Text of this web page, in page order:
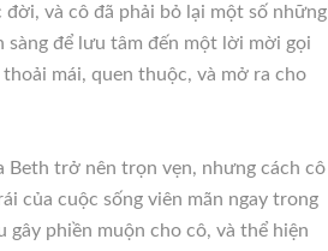
và cô đã phải bỏ lại một số những
để lưu tâm đến một lời mời gọi
mái, quen thuộc, và mở ra cho
Beth trở nên trọn vẹn, nhưng cách cô
của cuộc sống viên mãn ngay trong
gây phiền muộn cho cô, và thể hiện